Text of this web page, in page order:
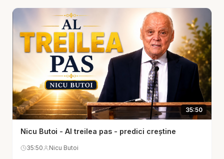
ajunge din întâmplare un om al lui Dumnezeu.
Nimeni nu alunecă spre sfințenie fără hotărâre.
Urmarea lui Hristos începe atunci când omul spune:
„Nu vreau doar să știu ce e bine; vreau să și
trăiesc binele. Nu vreau doar să aud chemarea;
vreau să răspund la ea.” De aceea, predica
aceasta nu este doar o încurajare generală, ci o
chemare la alegere clară. În multe locuri din Biblie,
Dumnezeu pune omul în fața unei decizii: viață sau
moarte, lumină sau întuneric, ascultare sau
nu este o stare vagă, ci o alegere repetată și
35:50
Nicu Butoi - Al treilea pas - predici creștine
35:50 Nicu Butoi